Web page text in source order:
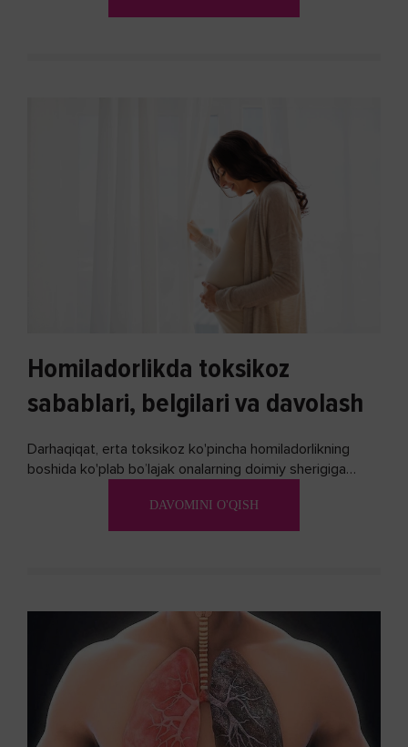
Homiladorlikda toksikoz
sabablari, belgilari va davolash
Darhaqiqat, erta toksikoz ko'pincha homiladorlikning
boshida ko'plab bo’lajak onalarning doimiy sherigiga
biron bir usuli bormi?DAVOMINI O'QISH